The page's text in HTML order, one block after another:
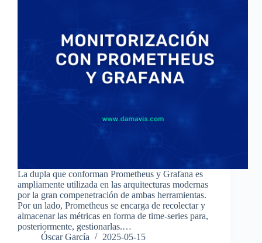
La dupla que conforman Prometheus y Grafana es
ampliamente utilizada en las arquitecturas modernas
por la gran compenetración de ambas herramientas.
Por un lado, Prometheus se encarga de recolectar y
almacenar las métricas en forma de time-series para,
posteriormente, gestionarlas.…
Óscar García
2025-05-15